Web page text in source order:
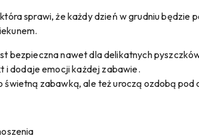
sprawi, że każdy dzień w grudniu będzie
bezpieczna nawet dla delikatnych
i dodaje emocji każdej zabawie.
zabawką, ale też uroczą ozdobą pod